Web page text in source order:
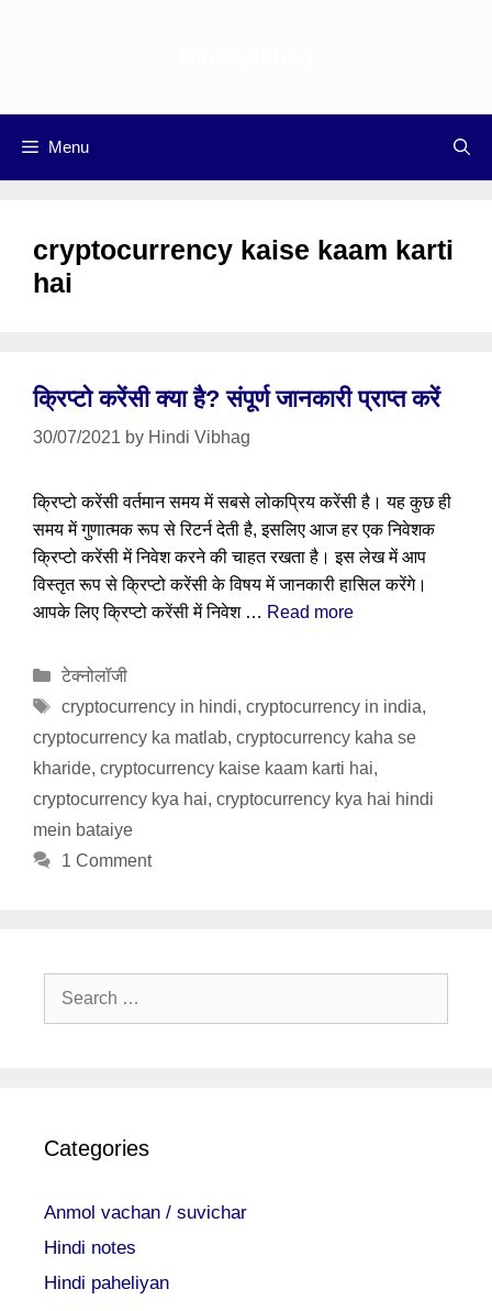
Menu
cryptocurrency kaise kaam karti
hai
क्रिप्टो करेंसी क्या है? संपूर्ण जानकारी प्राप्त करें
30/07/2021 by Hindi Vibhag
क्रिप्टो करेंसी वर्तमान समय में सबसे लोकप्रिय करेंसी है। यह कुछ ही
समय में गुणात्मक रूप से रिटर्न देती है, इसलिए आज हर एक निवेशक
क्रिप्टो करेंसी में निवेश करने की चाहत रखता है। इस लेख में आप
विस्तृत रूप से क्रिप्टो करेंसी के विषय में जानकारी हासिल करेंगे।
आपके लिए क्रिप्टो करेंसी में निवेश … Read more
Categories
टेक्नोलॉजी
Tags
cryptocurrency in hindi, cryptocurrency in india,
cryptocurrency ka matlab, cryptocurrency kaha se
kharide, cryptocurrency kaise kaam karti hai,
cryptocurrency kya hai, cryptocurrency kya hai hindi
mein bataiye
1 Comment
Search
Categories
Anmol vachan / suvichar
Hindi notes
Hindi paheliyan